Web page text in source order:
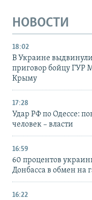
НОВОСТИ
18:02
В Украине
приговор бойцу ГУР
Крыму
17:28
Удар РФ по Одессе:
человек – власти
16:59
60 процентов
Донбасса в обмен на
16:22